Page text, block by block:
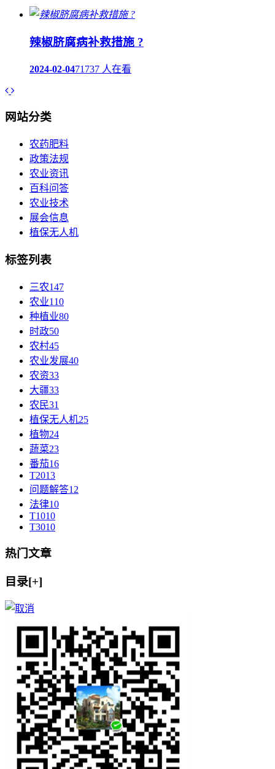
辣椒脐腐病补救措施 ?
2024-02-0471737 人在看
网站分类
农药肥料
政策法规
农业资讯
百科问答
农业技术
展会信息
植保无人机
标签列表
三农147
农业110
种植业80
时政50
农村45
农业发展40
农资33
大疆33
农民31
植保无人机25
植物24
蔬菜23
番茄16
T2013
问题解答12
法律10
T1010
T3010
热门文章
目录[+]